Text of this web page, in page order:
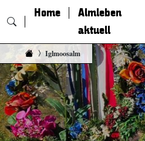
Zum Inhalt springen
Home
Almleben
aktuell
Iglmoosalm